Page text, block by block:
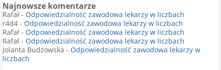
Najnowsze komentarze
Rafał - Odpowiedzialność zawodowa lekarzy w liczbach
r4d4 - Odpowiedzialność zawodowa lekarzy w liczbach
Rafał - Odpowiedzialność zawodowa lekarzy w liczbach
Rafał - Odpowiedzialność zawodowa lekarzy w liczbach
Jolanta Budzowska - Odpowiedzialność zawodowa lekarzy w
liczbach